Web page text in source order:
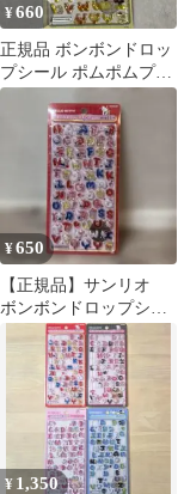
¥660
正規品 ボンボンドロッ
プシール ポムポムプリ
ン もじ 文字 moji
¥650
【正規品】サンリオ
ボンボンドロップシー
ル もじ ハローキテ
ィ スタンダード
¥ 1,350